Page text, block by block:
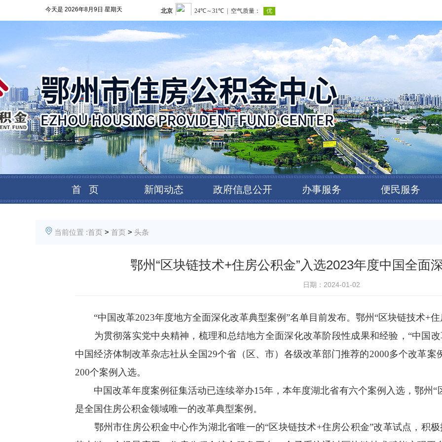
今天是 2026年8月9日 星期天
首 页 新闻动态 政府信息公开 办事服务 便民服务
当前位置 :首页 > 首页 > 头条
鄂州“区块链技术+住房公积金”入选2023年度中国全面
日期：2024-01-02
“中国改革2023年度地方全面深化改革典型案例”名单目前发布。鄂州“区块链技术+
为贯彻落实党中央精神，梳理和总结地方全面深化改革阶段性成果和经验，“中国
中国经济体制改革杂志社从全国29个省（区、市）各级改革部门推荐的2000多个改革
200个案例入选。
中国改革年度案例征集活动已连续举办15年，本年度湖北省有六个案例入选，鄂州
是全国住房公积金领域唯一的改革典型案例。
鄂州市住房公积金中心作为湖北省唯一的“区块链技术+住房公积金”改革试点，积